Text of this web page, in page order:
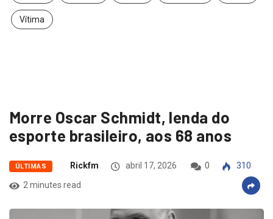
Vítima
Morre Oscar Schmidt, lenda do
esporte brasileiro, aos 68 anos
ÚLTIMAS Rickfm abril 17, 2026 0
310
2 minutes read